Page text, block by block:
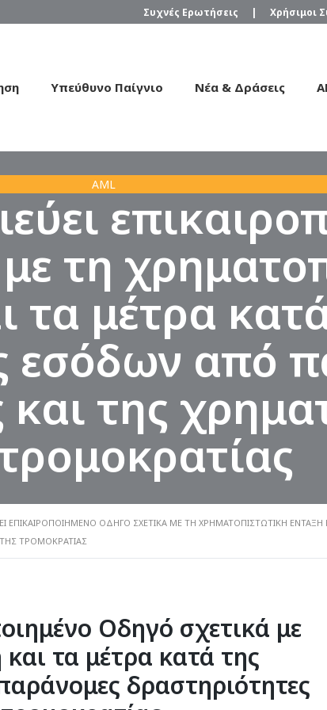
Συχνές Ερωτήσεις | Χρήσιμοι
Υπεύθυνο Παίγνιο Νέα & Δράσεις
AML
τη
τα μέτρα
εσόδων από
και της
ΕΠΙΚΑΙΡΟΠΟΙΗΜΈΝΟ ΟΔΗΓΌ ΣΧΕΤΙΚΆ ΜΕ ΤΗ ΧΡΗΜΑΤΟΠΙΣΤΩΤΙΚΉ
ΤΡΟΜΟΚΡΑΤΊΑΣ
Οδηγό σχετικά με
τα μέτρα κατά της
δραστηριότητες